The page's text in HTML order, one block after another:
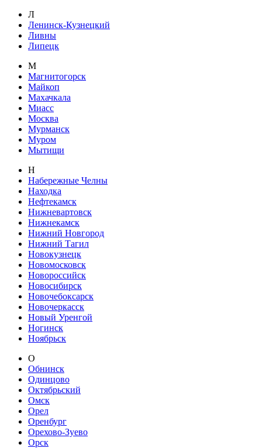
Л
Ленинск-Кузнецкий
Ливны
Липецк
М
Магнитогорск
Майкоп
Махачкала
Миасс
Москва
Мурманск
Муром
Мытищи
Н
Набережные Челны
Находка
Нефтекамск
Нижневартовск
Нижнекамск
Нижний Новгород
Нижний Тагил
Новокузнецк
Новомосковск
Новороссийск
Новосибирск
Новочебоксарск
Новочеркасск
Новый Уренгой
Ногинск
Ноябрьск
О
Обнинск
Одинцово
Октябрьский
Омск
Орел
Оренбург
Орехово-Зуево
Орск